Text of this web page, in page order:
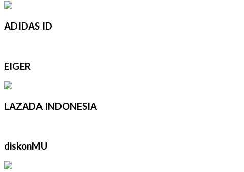
ADIDAS ID
EIGER
LAZADA INDONESIA
diskonMU